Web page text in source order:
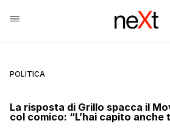
POLITICA
La risposta di Grillo spacca il
col comico: “L’hai capito anche